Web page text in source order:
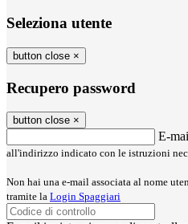
Seleziona utente
button close ×
Recupero password
button close ×
E-
all'indirizzo indicato con le istruzioni
Non hai una e-mail associata al nome
tramite la Login Spaggiari